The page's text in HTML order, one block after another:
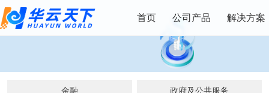
首页 公司产品 解决方案
金融 政府及公共服务